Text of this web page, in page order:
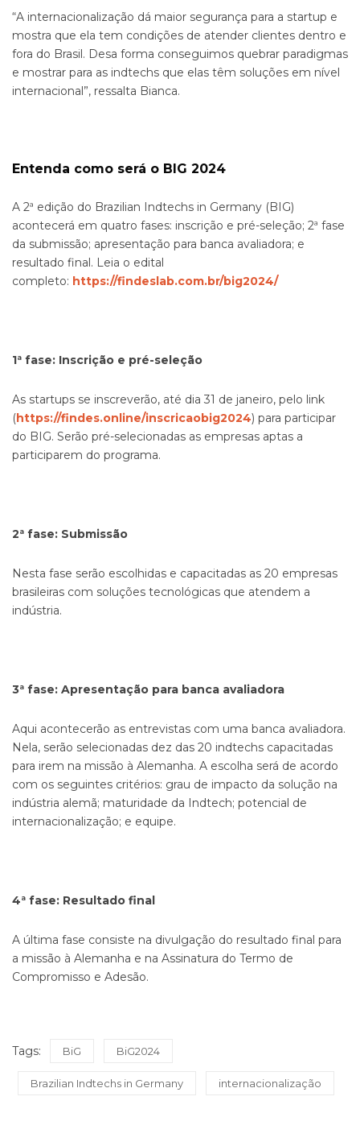
“A internacionalização dá maior segurança para a startup e
mostra que ela tem condições de atender clientes dentro e
fora do Brasil. Desa forma conseguimos quebrar paradigmas
e mostrar para as indtechs que elas têm soluções em nível
internacional”, ressalta Bianca.
Entenda como será o BIG 2024
A 2ª edição do Brazilian Indtechs in Germany (BIG)
acontecerá em quatro fases: inscrição e pré-seleção; 2ª fase
da submissão; apresentação para banca avaliadora; e
resultado final. Leia o edital
completo: https://findeslab.com.br/big2024/
1ª fase: Inscrição e pré-seleção
As startups se inscreverão, até dia 31 de janeiro, pelo link
(https://findes.online/inscricaobig2024) para participar
do BIG. Serão pré-selecionadas as empresas aptas a
participarem do programa.
2ª fase: Submissão
Nesta fase serão escolhidas e capacitadas as 20 empresas
brasileiras com soluções tecnológicas que atendem a
indústria.
3ª fase: Apresentação para banca avaliadora
Aqui acontecerão as entrevistas com uma banca avaliadora.
Nela, serão selecionadas dez das 20 indtechs capacitadas
para irem na missão à Alemanha. A escolha será de acordo
com os seguintes critérios: grau de impacto da solução na
indústria alemã; maturidade da Indtech; potencial de
internacionalização; e equipe.
4ª fase: Resultado final
A última fase consiste na divulgação do resultado final para
a missão à Alemanha e na Assinatura do Termo de
Compromisso e Adesão.
Tags: BiG BiG2024
Brazilian Indtechs in Germany internacionalização